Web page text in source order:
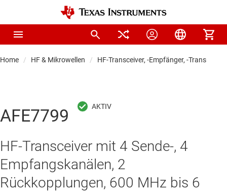
Home HF & Mikrowellen HF-Transceiver, -Empfänger, -Transmitter
AFE7799
HF-Transceiver mit 4 Sende-, 4
Empfangskanälen, 2
Rückkopplungen, 600 MHz bis 6